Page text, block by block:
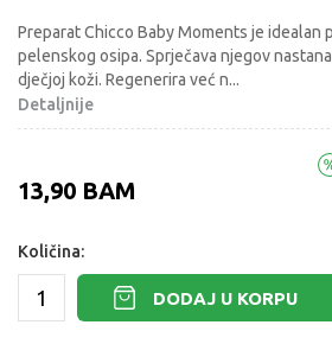
Preparat Chicco Baby Moments je idealan
pelenskog osipa. Sprječava njegov
dječjoj koži. Regenerira već n...
Detaljnije
13,90 BAM
Količina:
DODAJ U KORPU